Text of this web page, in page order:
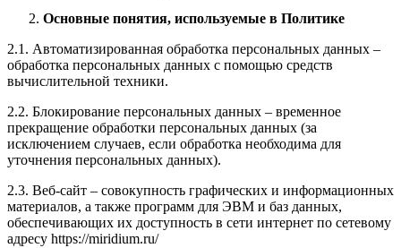
Основные понятия, используемые в Политике
2.1. Автоматизированная обработка персональных данных –
обработка персональных данных с помощью средств
вычислительной техники.
2.2. Блокирование персональных данных – временное
прекращение обработки персональных данных (за
исключением случаев, если обработка необходима для
уточнения персональных данных).
2.3. Веб-сайт – совокупность графических и информационных
материалов, а также программ для ЭВМ и баз данных,
обеспечивающих их доступность в сети интернет по сетевому
адресу https://miridium.ru/